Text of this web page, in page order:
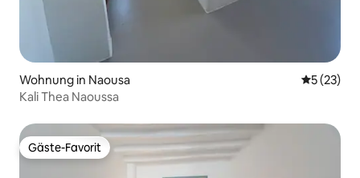
Wohnung in Naousa
5 (23)
Kali Thea Naoussa
Gäste-Favorit
Gäste-Favorit